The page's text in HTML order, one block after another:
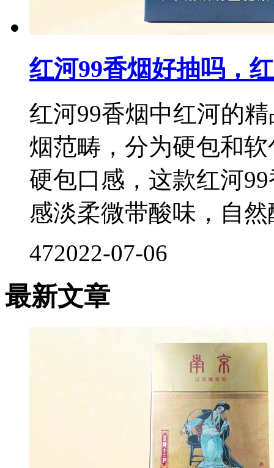
红河99香烟好抽吗，
红河99香烟中红河的
烟范畴，分为硬包和
硬包口感，这款红河
感淡柔微带酸味，自然
472022-07-06
最新文章